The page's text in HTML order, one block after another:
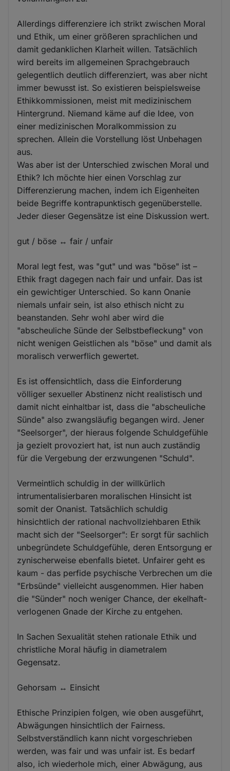
Allerdings differenziere ich strikt zwischen Moral
und Ethik, um einer größeren sprachlichen und
damit gedanklichen Klarheit willen. Tatsächlich
wird bereits im allgemeinen Sprachgebrauch
gelegentlich deutlich differenziert, was aber nicht
immer bewusst ist. So existieren beispielsweise
Ethikkommissionen, meist mit medizinischem
Hintergrund. Niemand käme auf die Idee, von
einer medizinischen Moralkommission zu
sprechen. Allein die Vorstellung löst Unbehagen
aus.
Was aber ist der Unterschied zwischen Moral und
Ethik? Ich möchte hier einen Vorschlag zur
Differenzierung machen, indem ich Eigenheiten
beide Begriffe kontrapunktisch gegenüberstelle.
Jeder dieser Gegensätze ist eine Diskussion wert.
gut / böse ↔ fair / unfair
Moral legt fest, was "gut" und was "böse" ist –
Ethik fragt dagegen nach fair und unfair. Das ist
ein gewichtiger Unterschied. So kann Onanie
niemals unfair sein, ist also ethisch nicht zu
beanstanden. Sehr wohl aber wird die
"abscheuliche Sünde der Selbstbefleckung" von
nicht wenigen Geistlichen als "böse" und damit als
moralisch verwerflich gewertet.
Es ist offensichtlich, dass die Einforderung
völliger sexueller Abstinenz nicht realistisch und
damit nicht einhaltbar ist, dass die "abscheuliche
Sünde" also zwangsläufig begangen wird. Jener
"Seelsorger", der hieraus folgende Schuldgefühle
ja gezielt provoziert hat, ist nun auch zuständig
für die Vergebung der erzwungenen "Schuld".
Vermeintlich schuldig in der willkürlich
intrumentalisierbaren moralischen Hinsicht ist
somit der Onanist. Tatsächlich schuldig
hinsichtlich der rational nachvollziehbaren Ethik
macht sich der "Seelsorger": Er sorgt für sachlich
unbegründete Schuldgefühle, deren Entsorgung er
zynischerweise ebenfalls bietet. Unfairer geht es
kaum - das perfide psychische Verbrechen um die
"Erbsünde" vielleicht ausgenommen. Hier haben
die "Sünder" noch weniger Chance, der ekelhaft-
verlogenen Gnade der Kirche zu entgehen.
In Sachen Sexualität stehen rationale Ethik und
christliche Moral häufig in diametralem
Gegensatz.
Gehorsam ↔ Einsicht
Ethische Prinzipien folgen, wie oben ausgeführt,
Abwägungen hinsichtlich der Fairness.
Selbstverständlich kann nicht vorgeschrieben
werden, was fair und was unfair ist. Es bedarf
also, ich wiederhole mich, einer Abwägung, aus